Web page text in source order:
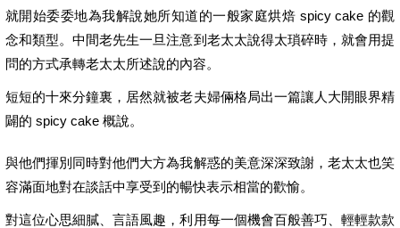
就開始委委地為我解說她所知道的一般家庭烘焙 spicy cake 的觀
念和類型。中間老先生一旦注意到老太太說得太瑣碎時，就會用提
問的方式承轉老太太所述說的內容。
短短的十來分鐘裏，居然就被老夫婦倆格局出一篇讓人大開眼界精
闢的 spicy cake 概說。
與他們揮別同時對他們大方為我解惑的美意深深致謝，老太太也笑
容滿面地對在談話中享受到的暢快表示相當的歡愉。
對這位心思細膩、言語風趣，利用每一個機會百般善巧、輕輕款款